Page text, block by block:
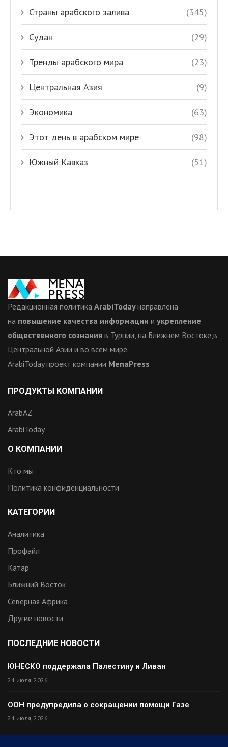
Страны арабского залива (345)
Судан (29)
Тренды арабского мира (23)
Центральная Азия (9)
Экономика (63)
Этот день в арабском мире (98)
Южный Кавказ (51)
Редакционная политика ArabiTodayнаправлена
на повышение качества информации и укрепление
общественного сознания в Турции, на Ближнем Востоке,в
Центральной Азии и во всем мире.
ArabiToday проект компании MenaPress
ПРОДУКТЫ КОМПАНИИ
ArabAZ
ArabiToday
О КОМПАНИИ
Кто мы
Политика конфиденциальности
КАТЕГОРИИ
Аналитика
Профайл
Катар
Ближний Восток
Северная Африка
Другие новости
ПОСЛЕДНИЕ НОВОСТИ
ЮНЕСКО поддержала Палестину и Ливан
24 июля, 2026
ООН предупредила о сокращении помощи Газе
24 июля, 2026